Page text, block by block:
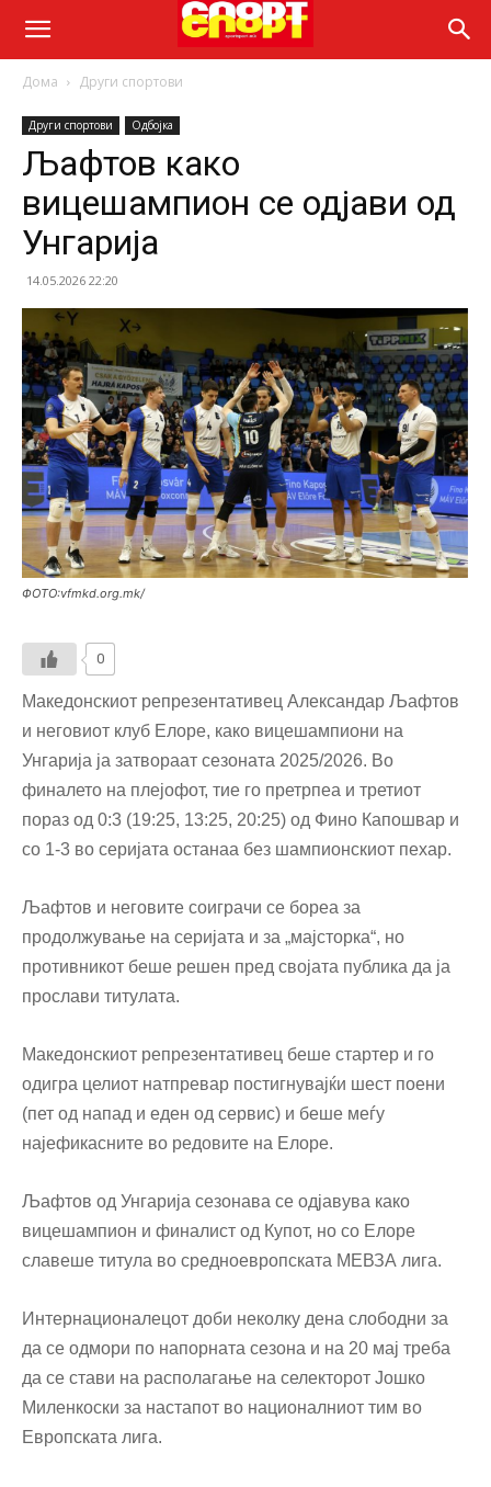
Дома Други спортови
Други спортови Одбојка
Љафтов како
вицешампион се одјави од
Унгарија
14.05.2026 22:20
ФОТО:vfmkd.org.mk/
0
Македонскиот репрезентативец Александар Љафтов
и неговиот клуб Елоре, како вицешампиони на
Унгарија ја затвораат сезоната 2025/2026. Во
финалето на плејофот, тие го претрпеа и третиот
пораз од 0:3 (19:25, 13:25, 20:25) од Фино Капошвар и
со 1-3 во серијата останаа без шампионскиот пехар.
Љафтов и неговите соиграчи се бореа за
продолжување на серијата и за „мајсторка“, но
противникот беше решен пред својата публика да ја
прослави титулата.
Македонскиот репрезентативец беше стартер и го
одигра целиот натпревар постигнувајќи шест поени
(пет од напад и еден од сервис) и беше меѓу
најефикасните во редовите на Елоре.
Љафтов од Унгарија сезонава се одјавува како
вицешампион и финалист од Купот, но со Елоре
славеше титула во средноевропската МЕВЗА лига.
Интернационалецот доби неколку дена слободни за
да се одмори по напорната сезона и на 20 мај треба
да се стави на располагање на селекторот Јошко
Миленкоски за настапот во националниот тим во
Европската лига.